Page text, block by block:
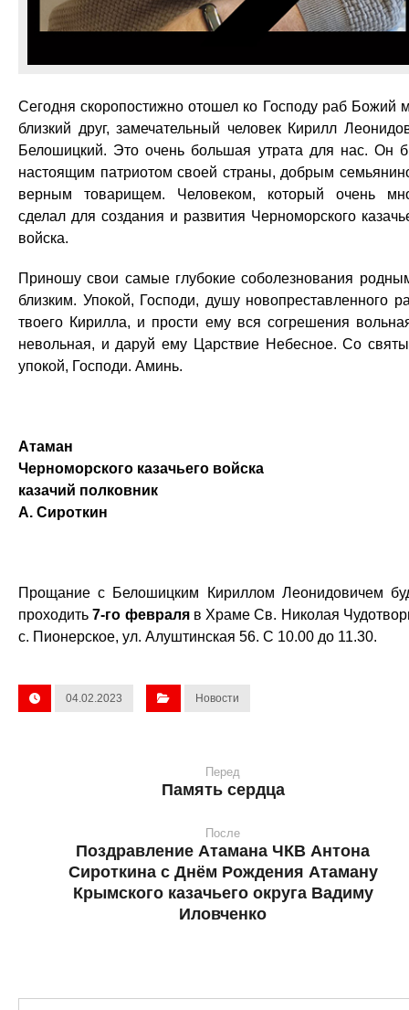
Сегодня скоропостижно отошел ко Господу раб Божий
близкий друг, замечательный человек Кирилл
Белошицкий. Это очень большая утрата для нас. Он
настоящим патриотом своей страны, добрым
верным товарищем. Человеком, который очень
сделал для создания и развития Черноморского
войска.
Приношу свои самые глубокие соболезнования
близким. Упокой, Господи, душу новопреставленного
твоего Кирилла, и прости ему вся согрешения
невольная, и даруй ему Царствие Небесное. Со
упокой, Господи. Аминь.
Атаман
Черноморского казачьего войска
казачий полковник
А. Сироткин
Прощание с Белошицким Кириллом Леонидовичем
проходить7-го февраляв Храме Св. Николая
с. Пионерское, ул. Алуштинская 56. С 10.00 до 11.30.
04.02.2023 Новости
Перед
Память сердца
После
Поздравление Атамана ЧКВ Антона
Сироткина с Днём Рождения Атаману
Крымского казачьего округа Вадиму
Иловченко